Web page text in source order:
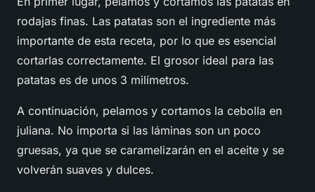
rodajas finas. Las patatas son el ingrediente más
importante de esta receta, por lo que es esencial
cortarlas correctamente. El grosor ideal para las
patatas es de unos 3 milímetros.
A continuación, pelamos y cortamos la cebolla en
juliana. No importa si las láminas son un poco
gruesas, ya que se caramelizarán en el aceite y se
volverán suaves y dulces.